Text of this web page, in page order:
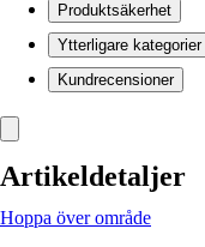
Produktsäkerhet
Ytterligare kategorier
Kundrecensioner
Artikeldetaljer
Hoppa över område